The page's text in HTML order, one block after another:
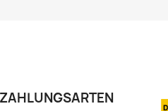
ZAHLUNGSARTEN